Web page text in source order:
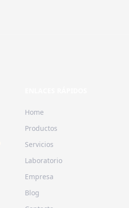
Home
Productos
Servicios
Laboratorio
Empresa
Blog